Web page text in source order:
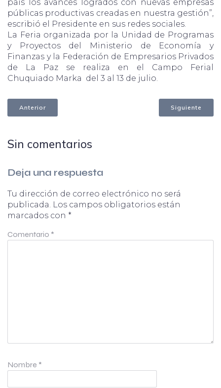
país los avances logrados con nuevas empresas
públicas productivas creadas en nuestra gestión”,
escribió el Presidente en sus redes sociales.
La Feria organizada por la Unidad de Programas
y Proyectos del Ministerio de Economía y
Finanzas y la Federación de Empresarios Privados
de La Paz se realiza en el Campo Ferial
Chuquiado Marka del 3 al 13 de julio.
Anterior Siguiente
Sin comentarios
Deja una respuesta
Tu dirección de correo electrónico no será
publicada. Los campos obligatorios están
marcados con *
Comentario *
Nombre *